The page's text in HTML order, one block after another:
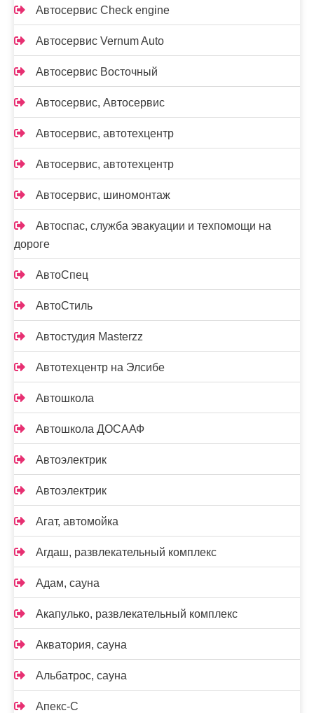
Автосервис Check engine
Автосервис Vernum Auto
Автосервис Восточный
Автосервис, Автосервис
Автосервис, автотехцентр
Автосервис, автотехцентр
Автосервис, шиномонтаж
Автоспас, служба эвакуации и техпомощи на
дороге
АвтоСпец
АвтоСтиль
Автостудия Masterzz
Автотехцентр на Элсибе
Автошкола
Автошкола ДОСААФ
Автоэлектрик
Автоэлектрик
Агат, автомойка
Агдаш, развлекательный комплекс
Адам, сауна
Акапулько, развлекательный комплекс
Акватория, сауна
Альбатрос, сауна
Апекс-С